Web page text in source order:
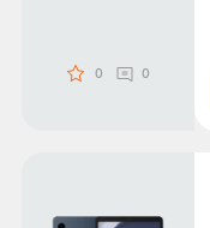
0 0